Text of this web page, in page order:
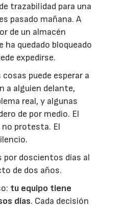
trazabilidad para una
pasado mañana. A
de un almacén
ha quedado bloqueado
expedirse.
puede esperar a
a alguien delante,
real, y algunas
de por medio. El
protesta. El
por doscientos días al
de dos años.
tu equipo tiene
días. Cada decisión